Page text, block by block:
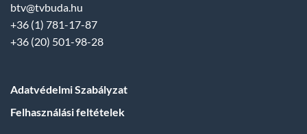
btv@tvbuda.hu
+36 (1) 781-17-87
+36 (20) 501-98-28
Adatvédelmi Szabályzat
Felhasználási feltételek